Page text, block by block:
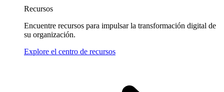
Recursos
Encuentre recursos para impulsar la transformación digital de
su organización.
Explore el centro de recursos